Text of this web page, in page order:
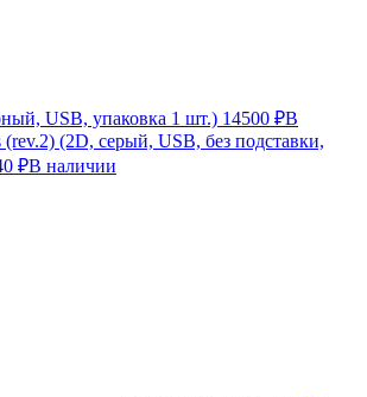
USB, упаковка 1 шт.) 14500 ₽В
(2D, серый, USB, без подставки,
₽В наличии